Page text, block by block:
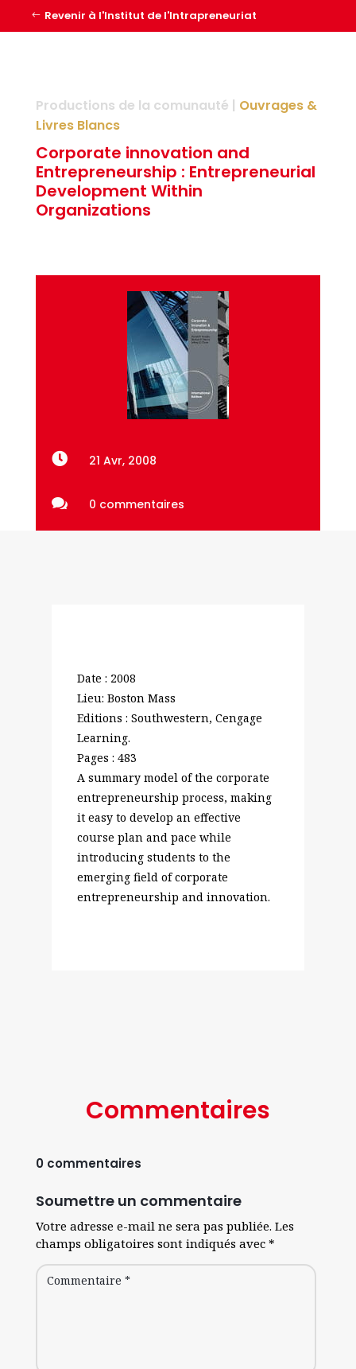
Revenir à l'Institut de l'Intrapreneuriat
Productions de la comunauté | Ouvrages &
Livres Blancs
Corporate innovation and
Entrepreneurship : Entrepreneurial
Development Within
Organizations
 21 Avr, 2008
 0 commentaires
Date : 2008
Lieu: Boston Mass
Editions : Southwestern, Cengage
Learning.
Pages : 483
A summary model of the corporate
entrepreneurship process, making
it easy to develop an effective
course plan and pace while
introducing students to the
emerging field of corporate
entrepreneurship and innovation.
Commentaires
0 commentaires
Soumettre un commentaire
Votre adresse e-mail ne sera pas publiée. Les
champs obligatoires sont indiqués avec *